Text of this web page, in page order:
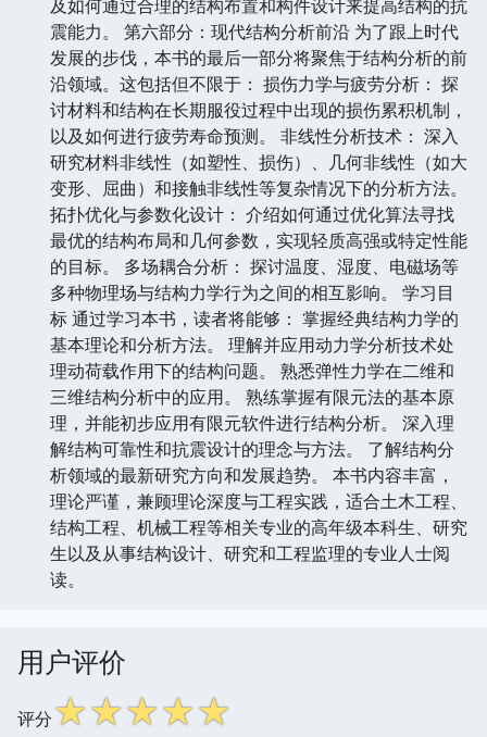
及如何通过合理的结构布置和构件设计来提高结构的抗
震能力。 第六部分：现代结构分析前沿 为了跟上时代
发展的步伐，本书的最后一部分将聚焦于结构分析的前
沿领域。这包括但不限于： 损伤力学与疲劳分析： 探
讨材料和结构在长期服役过程中出现的损伤累积机制，
以及如何进行疲劳寿命预测。 非线性分析技术： 深入
研究材料非线性（如塑性、损伤）、几何非线性（如大
变形、屈曲）和接触非线性等复杂情况下的分析方法。
拓扑优化与参数化设计： 介绍如何通过优化算法寻找
最优的结构布局和几何参数，实现轻质高强或特定性能
的目标。 多场耦合分析： 探讨温度、湿度、电磁场等
多种物理场与结构力学行为之间的相互影响。 学习目
标 通过学习本书，读者将能够： 掌握经典结构力学的
基本理论和分析方法。 理解并应用动力学分析技术处
理动荷载作用下的结构问题。 熟悉弹性力学在二维和
三维结构分析中的应用。 熟练掌握有限元法的基本原
理，并能初步应用有限元软件进行结构分析。 深入理
解结构可靠性和抗震设计的理念与方法。 了解结构分
析领域的最新研究方向和发展趋势。 本书内容丰富，
理论严谨，兼顾理论深度与工程实践，适合土木工程、
结构工程、机械工程等相关专业的高年级本科生、研究
生以及从事结构设计、研究和工程监理的专业人士阅
读。
用户评价
评分☆☆☆☆☆